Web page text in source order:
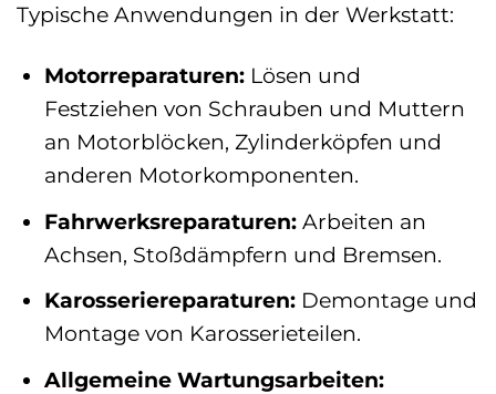
Typische Anwendungen in der Werkstatt:
Motorreparaturen:Lösen und
Festziehen von Schrauben und Muttern
an Motorblöcken, Zylinderköpfen und
anderen Motorkomponenten.
Fahrwerksreparaturen:Arbeiten an
Achsen, Stoßdämpfern und Bremsen.
Karosseriereparaturen:Demontage und
Montage von Karosserieteilen.
Allgemeine Wartungsarbeiten: